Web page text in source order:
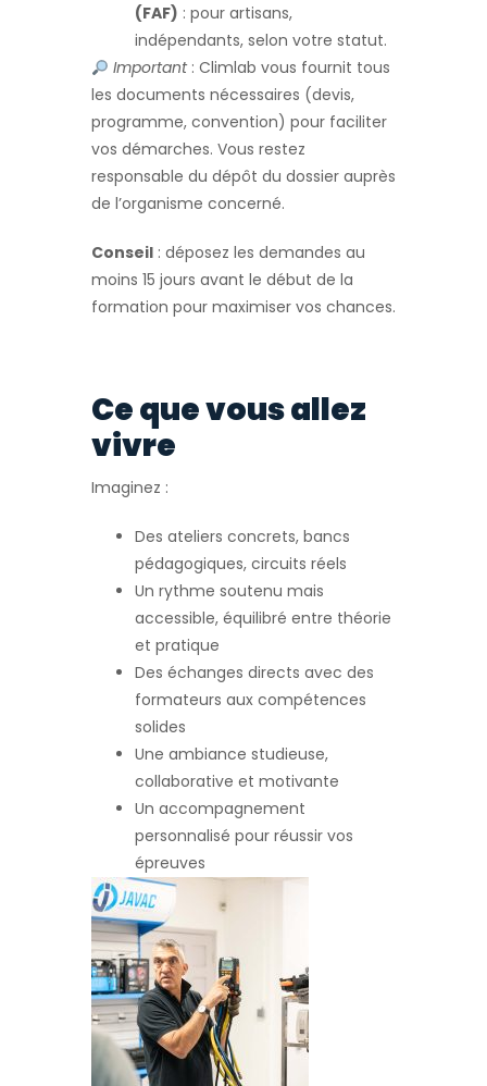
(FAF) : pour artisans,
indépendants, selon votre statut.
Important: Climlab vous fournit tous
les documents nécessaires (devis,
programme, convention) pour faciliter
vos démarches. Vous restez
responsable du dépôt du dossier auprès
de l’organisme concerné.
Conseil : déposez les demandes au
moins 15 jours avant le début de la
formation pour maximiser vos chances.
Ce que vous allez
vivre
Imaginez :
Des ateliers concrets, bancs
pédagogiques, circuits réels
Un rythme soutenu mais
accessible, équilibré entre théorie
et pratique
Des échanges directs avec des
formateurs aux compétences
solides
Une ambiance studieuse,
collaborative et motivante
Un accompagnement
personnalisé pour réussir vos
épreuves